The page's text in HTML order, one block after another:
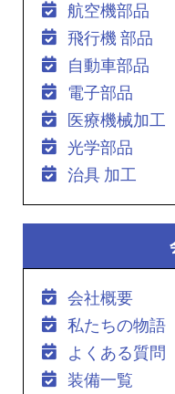
航空機部品
飛行機 部品
自動車部品
電子部品
医療機械加工
光学部品
治具 加工
会社概要
私たちの物語
よくある質問
装備一覧